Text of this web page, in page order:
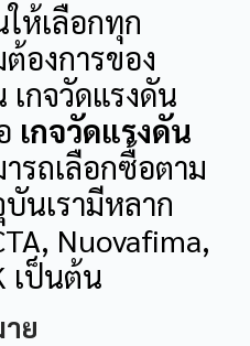
ให้เลือกทุก
องการของ
เกจวัดแรงดัน
เกจวัดแรงดัน
รถเลือกซื้อตาม
นเรามีหลาก
Nuovafima,
เป็นต้น
ย